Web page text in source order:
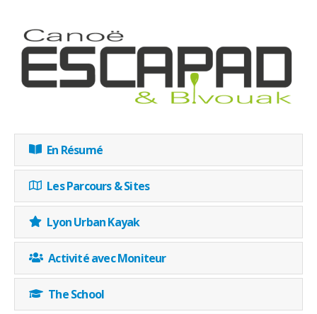
En Résumé
Les Parcours & Sites
Lyon Urban Kayak
Activité avec Moniteur
The School